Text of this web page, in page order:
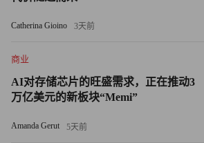
面临的一个挑战是漫长的飞机交付时
订单都已经排到了十年以后。他说：“
有机型做出决策，而这个决策会影响未
成。”由于供应链延误阻碍了飞机生产
跟不上可持续性技术的进步速度。
波音的发言人并未披露向阿卡萨航空交
Catherina Gioino 3天前
商业
AI对存储芯片的旺盛需求，正在推动3
万亿美元的新板块“Memi”
Amanda Gerut 5天前